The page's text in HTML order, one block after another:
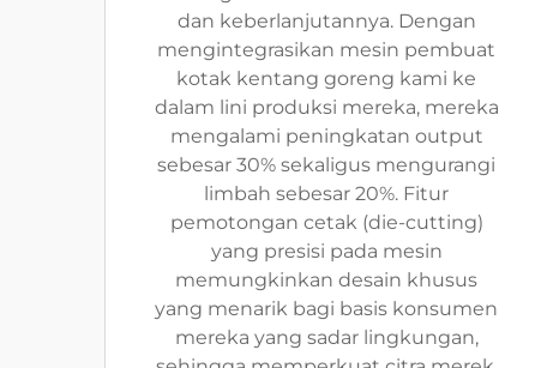
dan keberlanjutannya. Dengan
mengintegrasikan mesin pembuat
kotak kentang goreng kami ke
dalam lini produksi mereka, mereka
mengalami peningkatan output
sebesar 30% sekaligus mengurangi
limbah sebesar 20%. Fitur
pemotongan cetak (die-cutting)
yang presisi pada mesin
memungkinkan desain khusus
yang menarik bagi basis konsumen
mereka yang sadar lingkungan,